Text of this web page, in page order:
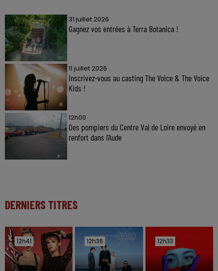
31 juillet 2026
Gagnez vos entrées à Terra Botanica !
11 juillet 2026
Inscrivez-vous au casting The Voice & The Voice
Kids !
12h00
Des pompiers du Centre Val de Loire envoyé en
renfort dans l'Aude
DERNIERS TITRES
12h41
12h41 12h36
12h36 12h33
12h33